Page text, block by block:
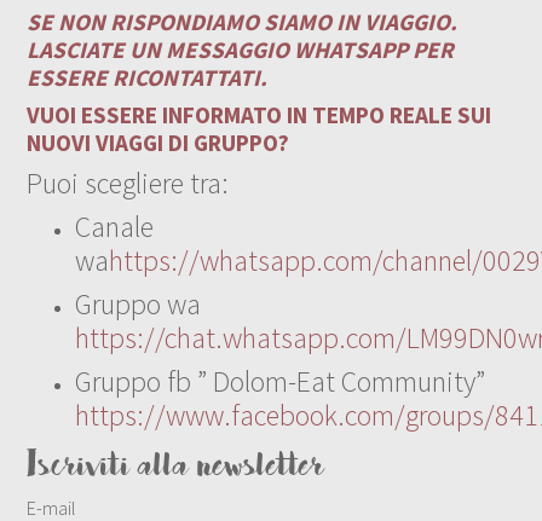
SE NON RISPONDIAMO SIAMO IN VIAGGIO.
LASCIATE UN MESSAGGIO WHATSAPP PER
ESSERE RICONTATTATI.
VUOI ESSERE INFORMATO IN TEMPO REALE SUI
NUOVI VIAGGI DI GRUPPO?
Puoi scegliere tra:
Canale
wahttps://whatsapp.com/channel/
Gruppo wa
https://chat.whatsapp.com/
Gruppo fb ” Dolom-Eat Community”
https://www.facebook.com/groups/
Iscriviti alla newsletter
E-mail